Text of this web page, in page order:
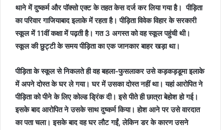
थाने में दुष्कर्म और पॉक्सो एक्ट के तहत केस दर्ज कर लिया गया है। पीड़िता
का परिवार गाजियाबाद इलाके में रहता है। पीड़िता विवेक विहार के सरकारी
स्कूल में 11वीं कक्षा में पढ़ती है। गत 3 अगस्त को वह स्कूल पहुंची थी।
स्कूल की छुट्टी के समय पीड़िता का एक जानकार बाहर खड़ा था।
पीड़िता के स्कूल से निकलते ही वह बहला-फुसलाकर उसे कड़कड़डूमा इलाके
में अपने दोस्त के घर ले गया। घर में उसका दोस्त नहीं था। यहां आरोपित ने
पीड़िता को पीने के लिए कोल्ड ड्रिंक दी। इसे पीते ही छात्रा बेहोश हो गई।
इसके बाद आरोपित ने उसके साथ दुष्कर्म किया। होश आने पर उसे वारदात
का पता चला। इसके बाद वह घर लौट गईं, लेकिन डर के कारण उसने